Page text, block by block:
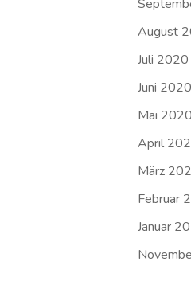
August
Juli 2020
Juni 2020
Mai 2020
April
März
Februar
Januar